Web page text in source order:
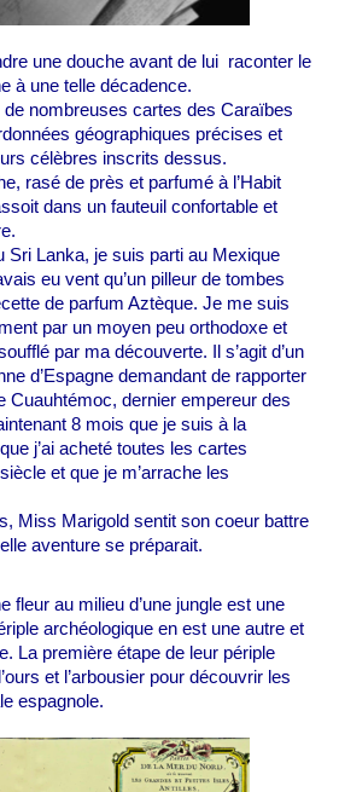
une douche avant de lui  raconter le
à une telle décadence.
de nombreuses cartes des Caraïbes
géographiques précises et
célèbres inscrits dessus.
rasé de près et parfumé à l’Habit
dans un fauteuil confortable et
Sri Lanka, je suis parti au Mexique
eu vent qu’un pilleur de tombes
de parfum Aztèque. Je me suis
par un moyen peu orthodoxe et
par ma découverte. Il s’agit d’un
d’Espagne demandant de rapporter
Cuauhtémoc, dernier empereur des
8 mois que je suis à la
j’ai acheté toutes les cartes
et que je m’arrache les
Miss Marigold sentit son coeur battre
aventure se préparait.
fleur au milieu d’une jungle est une
archéologique en est une autre et
La première étape de leur périple
et l’arbousier pour découvrir les
espagnole.